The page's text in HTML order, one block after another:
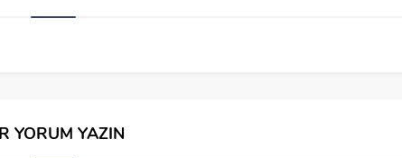
YORUM YAZIN